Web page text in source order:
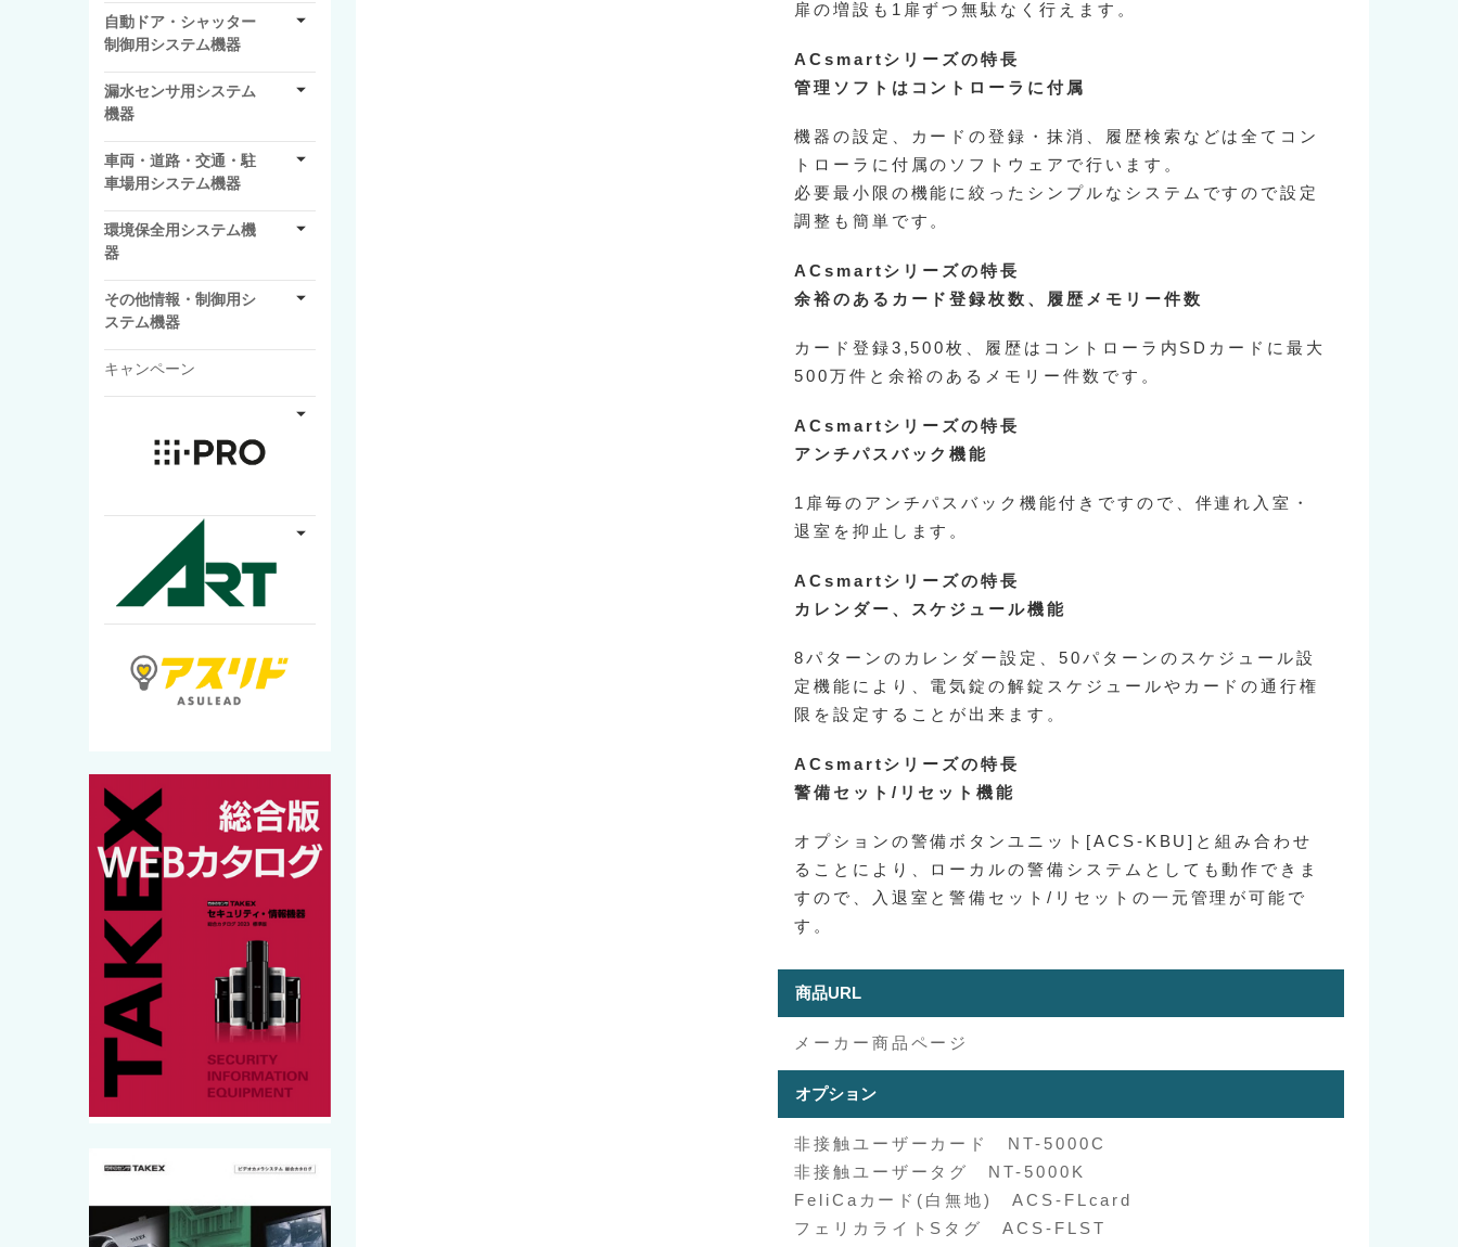
扉の増設も1扉ずつ無駄なく行えます。
ACsmartシリーズの特長
管理ソフトはコントローラに付属
機器の設定、カードの登録・抹消、履歴検索などは全てコン
トローラに付属のソフトウェアで行います。
必要最小限の機能に絞ったシンプルなシステムですので設定
調整も簡単です。
ACsmartシリーズの特長
余裕のあるカード登録枚数、履歴メモリー件数
カード登録3,500枚、履歴はコントローラ内SDカードに最大
500万件と余裕のあるメモリー件数です。
ACsmartシリーズの特長
アンチパスバック機能
1扉毎のアンチパスバック機能付きですので、伴連れ入室・
退室を抑止します。
ACsmartシリーズの特長
カレンダー、スケジュール機能
8パターンのカレンダー設定、50パターンのスケジュール設
定機能により、電気錠の解錠スケジュールやカードの通行権
限を設定することが出来ます。
ACsmartシリーズの特長
警備セット/リセット機能
オプションの警備ボタンユニット[ACS-KBU]と組み合わせ
ることにより、ローカルの警備システムとしても動作できま
すので、入退室と警備セット/リセットの一元管理が可能で
す。
商品URL
メーカー商品ページ
オプション
非接触ユーザーカード NT-5000C
非接触ユーザータグ NT-5000K
FeliCaカード(白無地) ACS-FLcard
フェリカライトSタグ ACS-FLST
自動ドア・シャッター
制御用システム機器
漏水センサ用システム
機器
車両・道路・交通・駐
車場用システム機器
環境保全用システム機
器
その他情報・制御用シ
ステム機器
キャンペーン